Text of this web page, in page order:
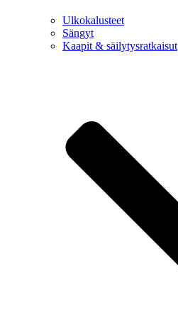
Ulkokalusteet
Sängyt
Kaapit & säilytysratkaisut